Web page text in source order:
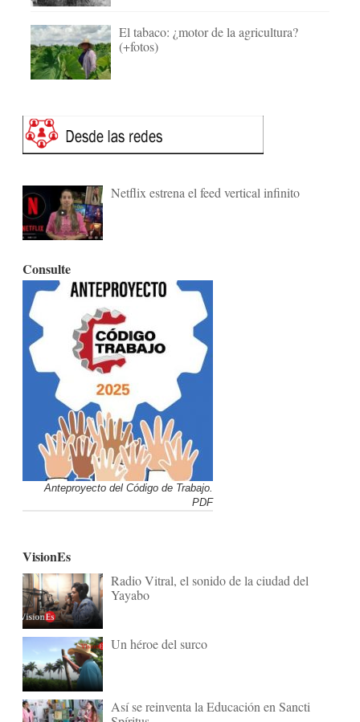
El tabaco: ¿motor de la agricultura?
(+fotos)
Netflix estrena el feed vertical infinito
Consulte
Anteproyecto del Código de Trabajo.
PDF
VisionEs
Radio Vitral, el sonido de la ciudad del
Yayabo
Un héroe del surco
Así se reinventa la Educación en Sancti